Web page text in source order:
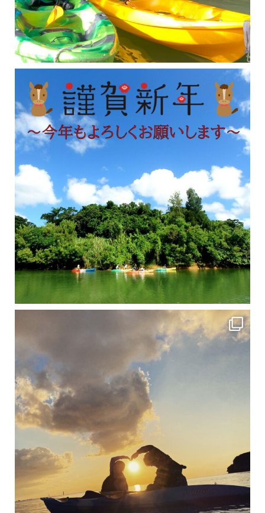
修学旅行シーズンも終わり、一気に冷え込んできました。 2025年今年もあっという間に終